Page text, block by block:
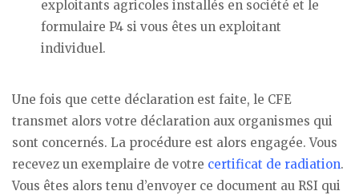
exploitants agricoles installés en société et le
formulaire P4 si vous êtes un exploitant
individuel.
Une fois que cette déclaration est faite, le CFE
transmet alors votre déclaration aux organismes qui
sont concernés. La procédure est alors engagée. Vous
recevez un exemplaire de votre certificat de radiation.
Vous êtes alors tenu d’envoyer ce document au RSI qui